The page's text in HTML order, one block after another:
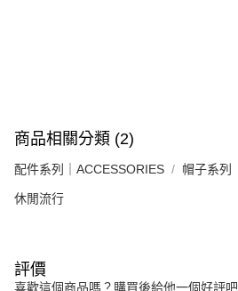
商品相關分類 (2)
配件系列｜ACCESSORIES 帽子系列
休閒流行
評價
喜歡這個商品嗎？購買後給他一個好評吧